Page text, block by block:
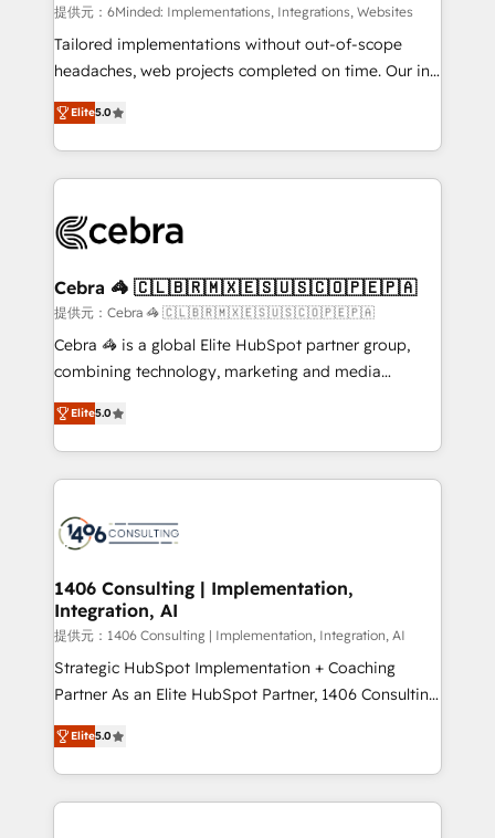
Integrations: Connect HubSpot with your tech stack
for better adoption. 🔹 Custom Solutions: Build
tailored apps, workflows, and configurations. We are
our commitment to data security and compliance. At
OneMetric, we help revenue teams focus on the
提供元：6Minded: Implementations, Integrations, Websites
Tailored implementations without out-of-scope
headaches, web projects completed on time. Our in-
house team of certified CRM architects, experts,
developers, designers, and marketers handles all
aspects of your HubSpot. ✨ 400+ global clients ✨
100+ seamless migrations from 15+ different CRMs
implementations, and 5,000+ pages ✨ CS: Clients
CS: 245% organic growth & +751% new visitors for a
full-funnel HubSpot project ✨ CS: 415% conversion
boost with a new HubSpot site Recognized leaders:
🏆 HubSpot Platform Migration Impact Award 🏆
Inbound Campaign of the Year 🏆 Gold AVA Digital
Award for Best Website 🌟 Accreditations: CRM
Elite5.0
Cebra 🦓 🇨🇱🇧🇷🇲🇽🇪🇸🇺🇸🇨🇴🇵🇪🇵🇦
提供元：Cebra 🦓 🇨🇱🇧🇷🇲🇽🇪🇸🇺🇸🇨🇴🇵🇪🇵🇦
Cebra 🦓 is a global Elite HubSpot partner group,
combining technology, marketing and media
expertise across Latin America and Southern
Europe, with teams across 7 countries. Born in Chile,
we combine local insight with international reach to
help businesses grow through technology, creativity,
500+ HubSpot implementations, building end-to-
inbound and loop marketing, content, and digital
creativity. Our multicultural team works in Spanish,
Portuguese, and English to design scalable strategies
that drive measurable growth. 🌎 Highlights: • 10+
years as a HubSpot partner. • 2023 Impact Awards:
Year LATAM 2022, 2023, 2024, 2025. • Partner of the
Year 2024. • Organizer of Aliados.ai (AI, marketing &
Elite5.0
1406 Consulting | Implementation,
Integration, AI
提供元：1406 Consulting | Implementation, Integration, AI
Strategic HubSpot Implementation + Coaching
Partner As an Elite HubSpot Partner, 1406 Consulting
helps mid-market revenue teams transform how
they sell, market, and serve. We don't just build your
HubSpot—we teach your team to own it, then stay
to help you keep winning. What We Do ⚙️ CRM
Elite5.0